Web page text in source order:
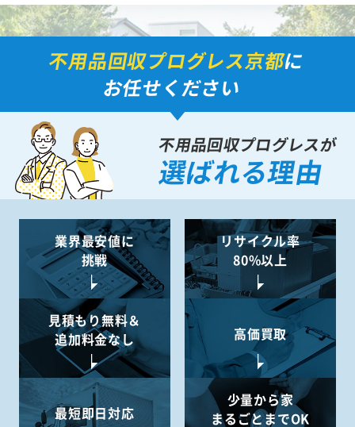
不用品回収プログレス京都に
お任せください
不用品回収プログレスが
選ばれる理由
業界最安値に
挑戦
リサイクル率
80%以上
見積もり無料＆
追加料金なし
高価買取
最短即日対応
少量から家
まるごとまでOK